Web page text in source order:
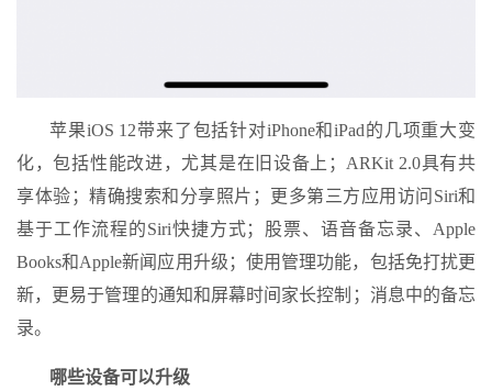
苹果iOS 12带来了包括针对iPhone和iPad的几项重大变
化，包括性能改进，尤其是在旧设备上；ARKit 2.0具有共
享体验；精确搜索和分享照片；更多第三方应用访问Siri和
基于工作流程的Siri快捷方式；股票、语音备忘录、Apple
Books和Apple新闻应用升级；使用管理功能，包括免打扰更
新，更易于管理的通知和屏幕时间家长控制；消息中的备忘
录。
哪些设备可以升级